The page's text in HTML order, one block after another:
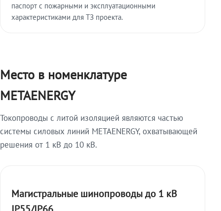
паспорт с пожарными и эксплуатационными
характеристиками для ТЗ проекта.
Место в номенклатуре
METAENERGY
Токопроводы с литой изоляцией являются частью
системы силовых линий METAENERGY, охватывающей
решения от 1 кВ до 10 кВ.
Магистральные шинопроводы до 1 кВ